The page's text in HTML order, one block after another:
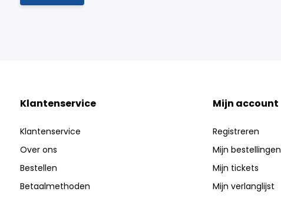
Klantenservice
Klantenservice
Over ons
Bestellen
Betaalmethoden
Mijn account
Registreren
Mijn bestellingen
Mijn tickets
Mijn verlanglijst